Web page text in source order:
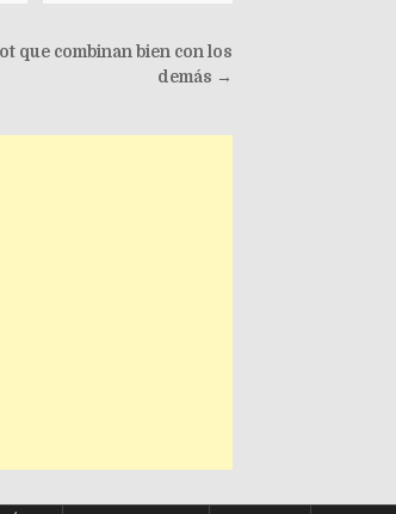
que combinan bien con los
demás →